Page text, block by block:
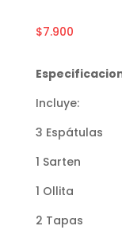
$7.900
Incluye:
3 Espátulas
1 Sarten
1 Ollita
2 Tapas